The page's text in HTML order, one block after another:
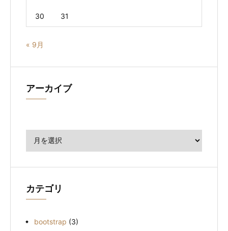
30 31
« 9月
アーカイブ
カテゴリ
bootstrap (3)